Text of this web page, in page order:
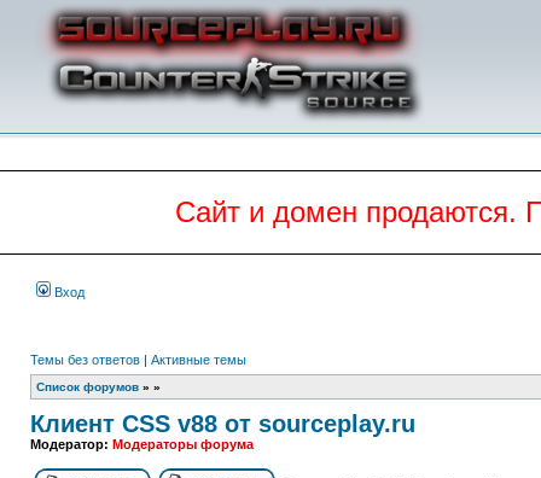
Сайт и домен продаются.
Вход
Темы без ответов | Активные темы
Список форумов » »
Клиент CSS v88 от sourceplay.ru
Модератор: Модераторы форума